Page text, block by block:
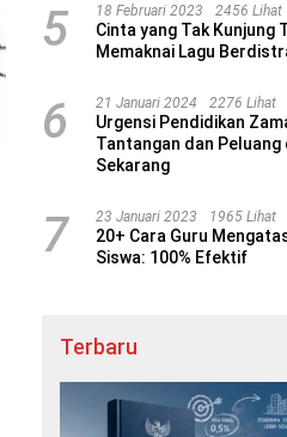
5 18 Februari 2023 2456 Lihat
Cinta yang Tak Kunjung
Memaknai Lagu
6 21 Januari 2024 2276 Lihat
Urgensi Pendidikan
Tantangan dan Peluang
Sekarang
7 23 Januari 2023 1965 Lihat
20+ Cara Guru
Siswa: 100% Efektif
Terbaru